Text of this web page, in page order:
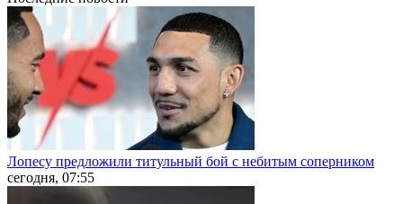
Лопесу предложили титульный бой с небитым соперником
сегодня, 07:55